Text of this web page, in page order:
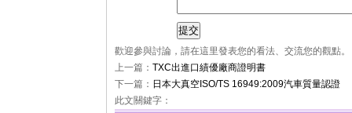
歡迎參與討論，請在這里發表您的看法、交流您的觀點。
上一篇： TXC出進口績優廠商證明書
下一篇： 日本大真空ISO/TS 16949:2009汽車質量認證
此文關鍵字：